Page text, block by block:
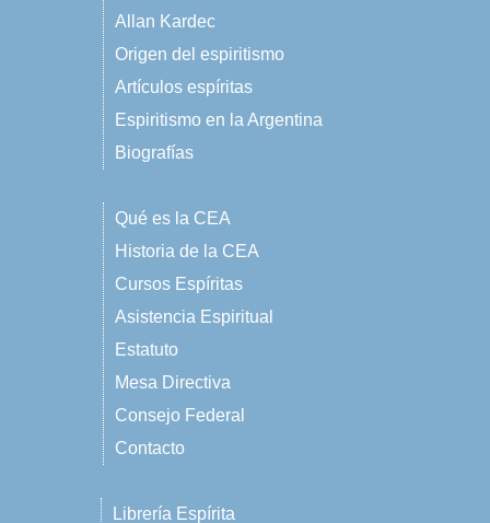
Allan Kardec
Origen del espiritismo
Artículos espíritas
Espiritismo en la Argentina
Biografías
Qué es la CEA
Historia de la CEA
Cursos Espíritas
Asistencia Espiritual
Estatuto
Mesa Directiva
Consejo Federal
Contacto
Librería Espírita